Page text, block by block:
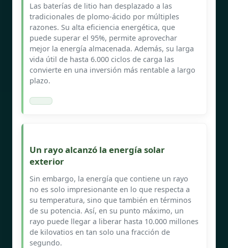
Las baterías de litio han desplazado a las
tradicionales de plomo-ácido por múltiples
razones. Su alta eficiencia energética, que
puede superar el 95%, permite aprovechar
mejor la energía almacenada. Además, su larga
vida útil de hasta 6.000 ciclos de carga las
convierte en una inversión más rentable a largo
plazo.
Un rayo alcanzó la energía solar
exterior
Sin embargo, la energía que contiene un rayo
no es solo impresionante en lo que respecta a
su temperatura, sino que también en términos
de su potencia. Así, en su punto máximo, un
rayo puede llegar a liberar hasta 10.000 millones
de kilovatios en tan solo una fracción de
segundo.